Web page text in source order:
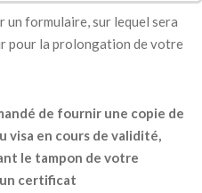
un formulaire, sur lequel sera
pour la prolongation de votre
de fournir une copie de
visa en cours de validité,
le tampon de votre
certificat